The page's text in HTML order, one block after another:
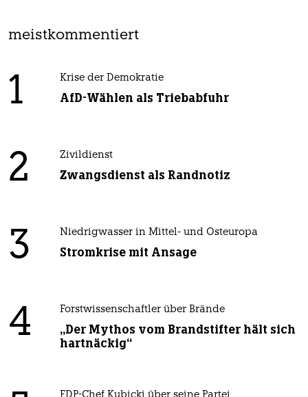
meistkommentiert
1 Krise der Demokratie
AfD-Wählen als Triebabfuhr
2 Zivildienst
Zwangsdienst als Randnotiz
3 Niedrigwasser in Mittel- und Osteuropa
Stromkrise mit Ansage
4 Forstwissenschaftler über Brände
„Der Mythos vom Brandstifter hält sich
hartnäckig“